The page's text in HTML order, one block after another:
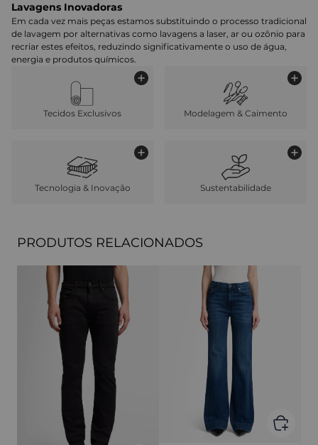
Lavagens Inovadoras
Em cada vez mais peças estamos substituindo o processo tradicional
de lavagem por alternativas como lavagens a laser, ar ou ozônio para
recriar estes efeitos, reduzindo significativamente o uso de água,
energia e produtos químicos.
Tecidos Exclusivos Modelagem & Caimento
Tecnologia & Inovação Sustentabilidade
PRODUTOS RELACIONADOS